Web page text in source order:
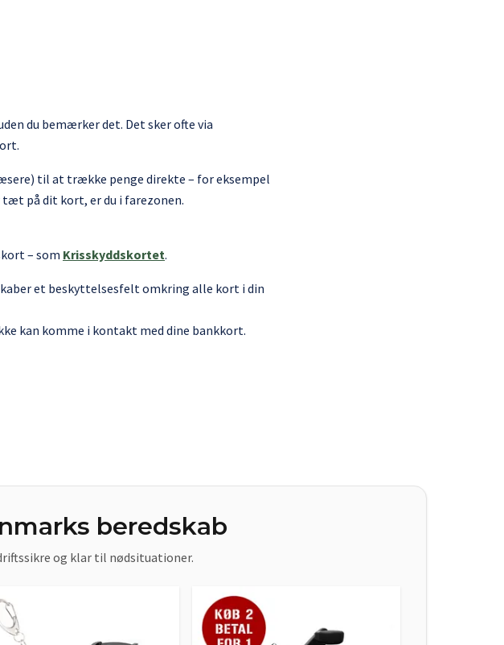
du bemærker det. Det sker ofte via
til at trække penge direkte – for eksempel
på dit kort, er du i farezonen.
– som Krisskyddskortet.
et beskyttelsesfelt omkring alle kort i din
kan komme i kontakt med dine bankkort.
beredskab
og klar til nødsituationer.